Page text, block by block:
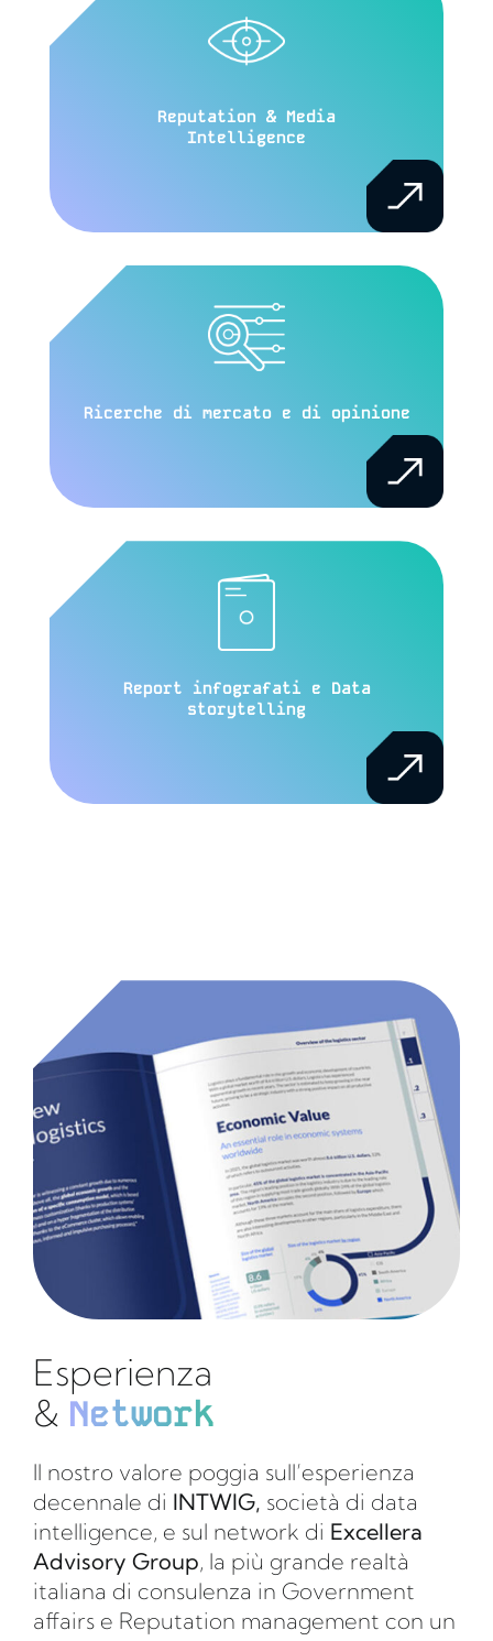
Reputation & Media
Intelligence
Ricerche di mercato e di opinione
Report infografati e Data
storytelling
Esperienza
& Network
Il nostro valore poggia sull’esperienza
decennale di INTWIG, società di data
intelligence, e sul network di Excellera
Advisory Group, la più grande realtà
italiana di consulenza in Government
affairs e Reputation management con un